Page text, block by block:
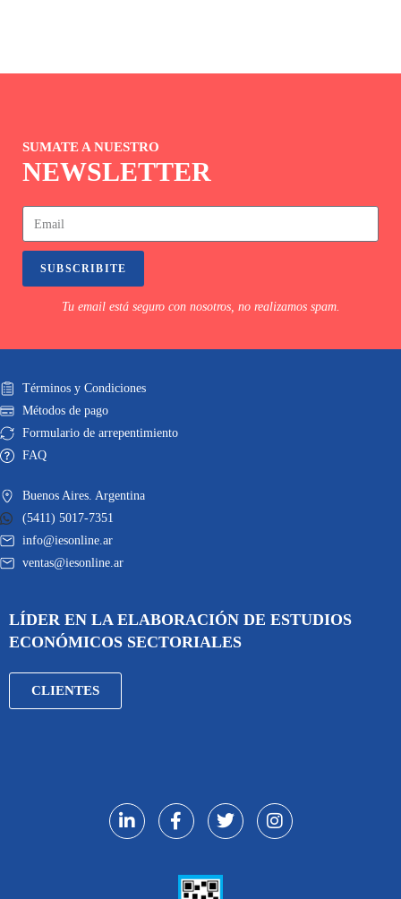
SUMATE A NUESTRO
NEWSLETTER
SUBSCRIBITE
Tu email está seguro con nosotros, no realizamos spam.
Términos y Condiciones
Métodos de pago
Formulario de arrepentimiento
FAQ
Buenos Aires. Argentina
(5411) 5017-7351
info@iesonline.ar
ventas@iesonline.ar
LÍDER EN LA ELABORACIÓN DE ESTUDIOS
ECONÓMICOS SECTORIALES
CLIENTES